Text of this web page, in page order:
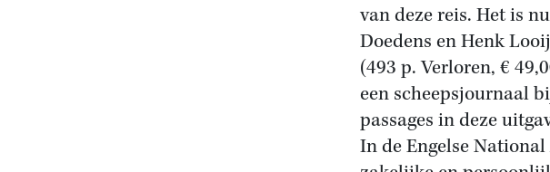
van deze reis. Het is
Doedens en Henk
(493 p. Verloren, €
een scheepsjournaal
passages in deze
In de Engelse